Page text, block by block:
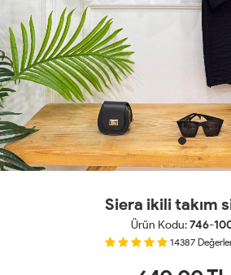
Siera ikili takım
Ürün Kodu:746-
14387